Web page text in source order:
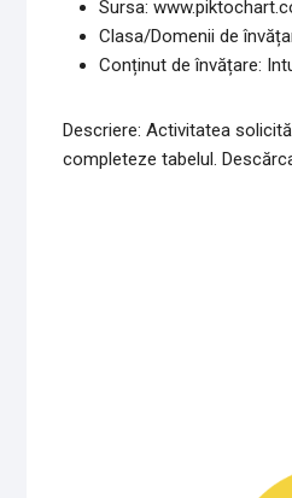
Sursa:
Clasa/Domenii de
Conținut de învățare:
Descriere: Activitatea
completeze tabelul.